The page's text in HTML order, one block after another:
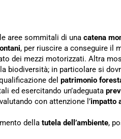
aree sommitali di una catena
, per riuscire a conseguire il
dei mezzi motorizzati. Altra
biodiversità; in particolare si
del patrimonio
ed esercitando un’adeguata
con attenzione l’impatto
della tutela dell’ambiente,